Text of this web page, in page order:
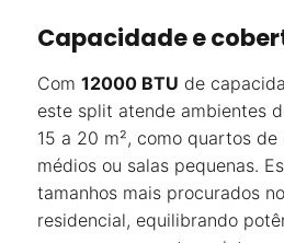
Capacidade e
Com 12000 BTU de
este split atende ambientes
15 a 20 m², como quartos
médios ou salas pequenas.
tamanhos mais procurados
residencial, equilibrando